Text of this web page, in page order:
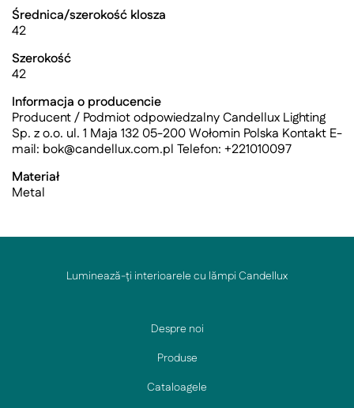
Średnica/szerokość klosza
42
Szerokość
42
Informacja o producencie
Producent / Podmiot odpowiedzalny Candellux Lighting
Sp. z o.o. ul. 1 Maja 132 05-200 Wołomin Polska Kontakt E-
mail: bok@candellux.com.pl Telefon: +221010097
Materiał
Metal
Luminează-ți interioarele cu lămpi Candellux
Despre noi
Produse
Cataloagele